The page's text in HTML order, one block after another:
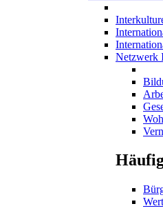
Netzwerk